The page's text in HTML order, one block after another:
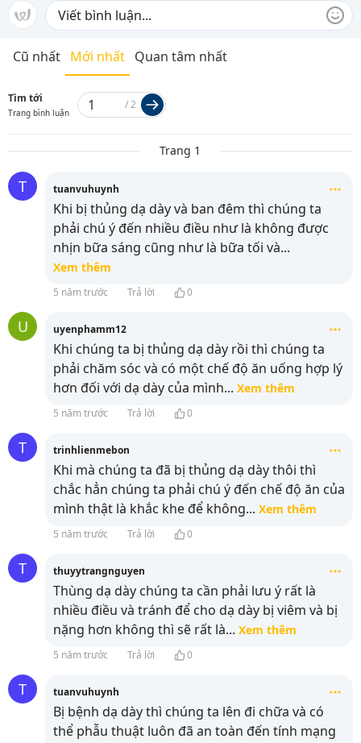
Cũ nhất Mới nhất Quan tâm nhất
Tìm tới
Trang bình luận
/2
Trang 1
T tuanvuhuynh
Khi bị thủng dạ dày và ban đêm thì chúng ta
phải chú ý đến nhiều điều như là không được
nhịn bữa sáng cũng như là bữa tối và...
Xem thêm
5 năm trước Trả lời 0
U uyenphamm12
Khi chúng ta bị thủng dạ dày rồi thì chúng ta
phải chăm sóc và có một chế độ ăn uống hợp lý
hơn đối với dạ dày của mình... Xem thêm
5 năm trước Trả lời 0
T trinhlienmebon
Khi mà chúng ta đã bị thủng dạ dày thôi thì
chắc hẳn chúng ta phải chú ý đến chế độ ăn của
mình thật là khắc khe để không... Xem thêm
5 năm trước Trả lời 0
T thuyytrangnguyen
Thùng dạ dày chúng ta cần phải lưu ý rất là
nhiều điều và tránh để cho dạ dày bị viêm và bị
nặng hơn không thì sẽ rất là... Xem thêm
5 năm trước Trả lời 0
T tuanvuhuynh
Bị bệnh dạ dày thì chúng ta lên đi chữa và có
thể phẫu thuật luôn đã an toàn đến tính mạng